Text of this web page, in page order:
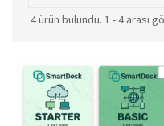
4 ürün bulundu. 1 - 4 arası